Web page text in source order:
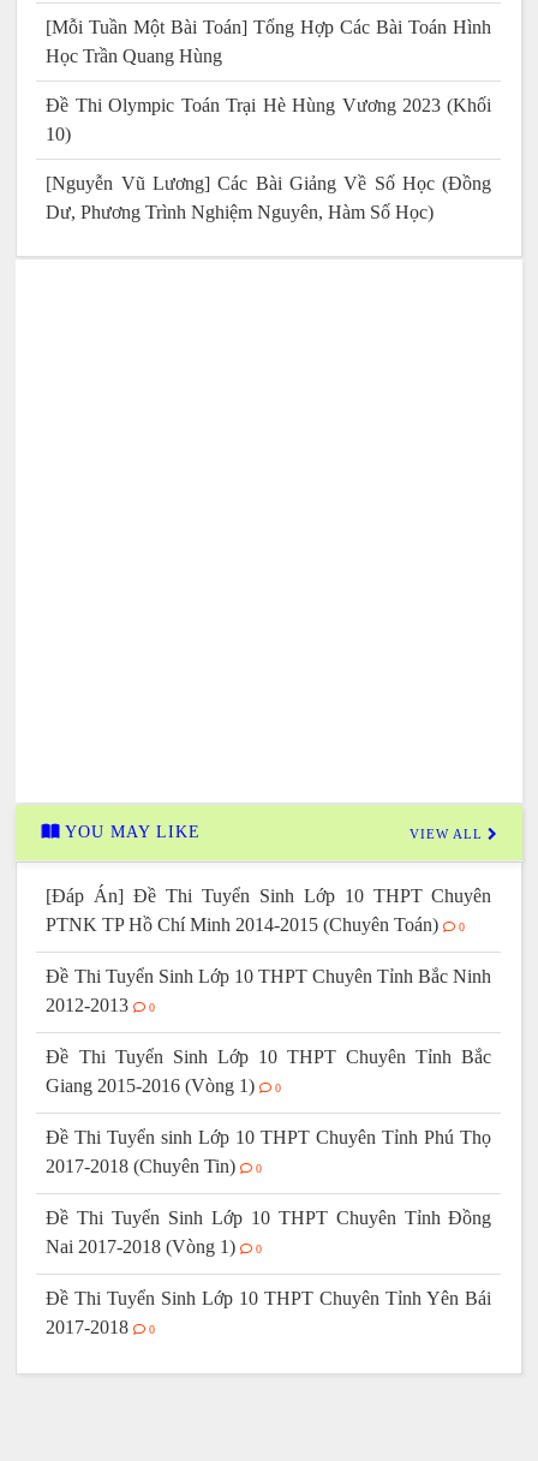
[Mỗi Tuần Một Bài Toán] Tổng Hợp Các Bài Toán Hình
Học Trần Quang Hùng
Đề Thi Olympic Toán Trại Hè Hùng Vương 2023 (Khối
10)
[Nguyễn Vũ Lương] Các Bài Giảng Về Số Học (Đồng
Dư, Phương Trình Nghiệm Nguyên, Hàm Số Học)
YOU MAY LIKE VIEW ALL
[Đáp Án] Đề Thi Tuyển Sinh Lớp 10 THPT Chuyên
PTNK TP Hồ Chí Minh 2014-2015 (Chuyên Toán)
0
Đề Thi Tuyển Sinh Lớp 10 THPT Chuyên Tỉnh Bắc Ninh
2012-2013
0
Đề Thi Tuyển Sinh Lớp 10 THPT Chuyên Tỉnh Bắc
Giang 2015-2016 (Vòng 1)
0
Đề Thi Tuyển sinh Lớp 10 THPT Chuyên Tỉnh Phú Thọ
2017-2018 (Chuyên Tin)
0
Đề Thi Tuyển Sinh Lớp 10 THPT Chuyên Tỉnh Đồng
Nai 2017-2018 (Vòng 1)
0
Đề Thi Tuyển Sinh Lớp 10 THPT Chuyên Tỉnh Yên Bái
2017-2018
0